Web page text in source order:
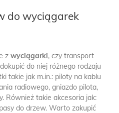
do wyciągarek
z wyciągarki, czy transport
do niej różnego rodzaju
takie jak m.in.: piloty na kablu
radiowego, gniazdo pilota,
Również takie akcesoria jak:
do drzew. Warto zakupić